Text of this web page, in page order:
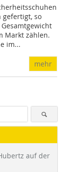
gefertigt, so
Markt zählen.
im...
mehr
auf der